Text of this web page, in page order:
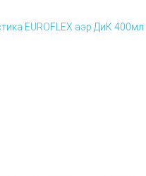
EUROFLEX аэр ДиК 400мл